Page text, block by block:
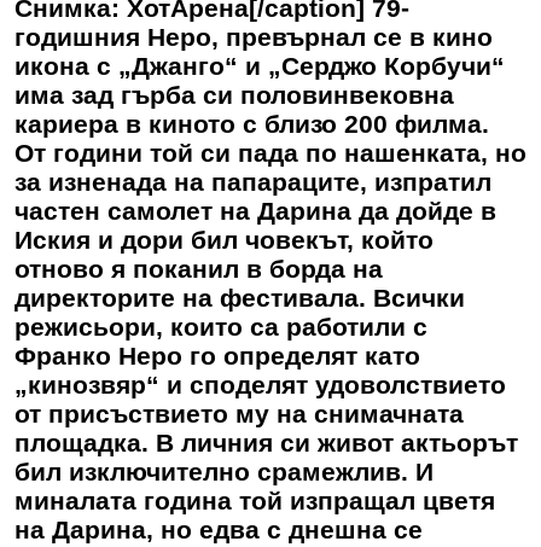
Снимка: ХотАрена[/caption] 79-
годишния Неро, превърнал се в кино
икона с „Джанго“ и „Серджо Корбучи“
има зад гърба си половинвековна
кариера в киното с близо 200 филма.
От години той си пада по нашенката, но
за изненада на папараците, изпратил
частен самолет на Дарина да дойде в
Иския и дори бил човекът, който
отново я поканил в борда на
директорите на фестивала. Всички
режисьори, които са работили с
Франко Неро го определят като
„кинозвяр“ и споделят удоволствието
от присъствието му на снимачната
площадка. В личния си живот актьорът
бил изключително срамежлив. И
миналата година той изпращал цветя
на Дарина, но едва с днешна се